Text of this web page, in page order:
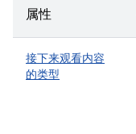
属性
接下来观看内容
的类型